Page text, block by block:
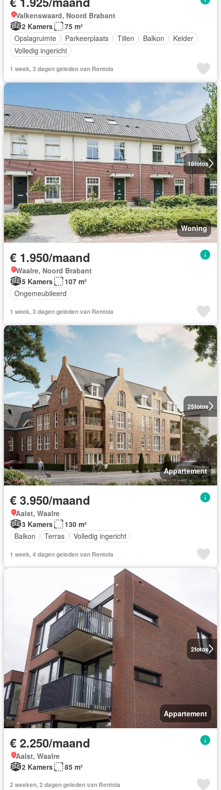
Valkenswaard, Noord Brabant
2 Kamers
75 m²
Opslagruimte
Parkeerplaats Tillen Balkon
Kelder
Volledig ingericht
1 week, 3 dagen geleden van Rentola
16fotos
Woning
€ 1.950/maand
Waalre, Noord Brabant
5 Kamers
107 m²
Ongemeubileerd
1 week, 3 dagen geleden van Rentola
25fotos
Appartement
€ 3.950/maand
Aalst, Waalre
3 Kamers
130 m²
Balkon
Terras Volledig ingericht
1 week, 4 dagen geleden van Rentola
2fotos
Appartement
€ 2.250/maand
Aalst, Waalre
2 Kamers
85 m²
2 weeken, 2 dagen geleden van Rentola